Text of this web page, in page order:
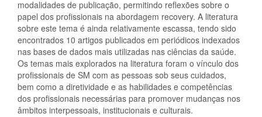
modalidades de publicação, permitindo reflexões sobre o
papel dos profissionais na abordagem recovery. A literatura
sobre este tema é ainda relativamente escassa, tendo sido
encontrados 10 artigos publicados em periódicos indexados
nas bases de dados mais utilizadas nas ciências da saúde.
Os temas mais explorados na literatura foram o vínculo dos
profissionais de SM com as pessoas sob seus cuidados,
bem como a diretividade e as habilidades e competências
dos profissionais necessárias para promover mudanças nos
âmbitos interpessoais, institucionais e culturais.